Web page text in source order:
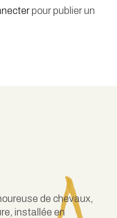
pour publier un
de chevaux,
installée en